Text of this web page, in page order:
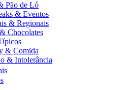
Pão de Ló
& Eventos
& Regionais
Chocolates
& Comida
& Intolerância